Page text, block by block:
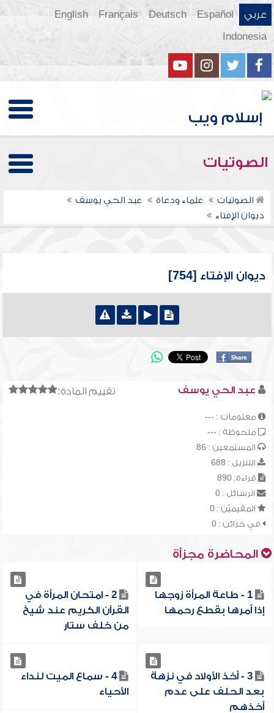
عربي Español
Deutsch
Français
English
Indonesia
الصوتيات
الصوتيات علماء ودعاة
عبد الحي يوسف
ديوان الإفتاء
ديوان الإفتاء [754]
تقييم المادة: عبد الحي يوسف
معلومات : ---
ملحوظة : ---
المستمعين : 86
التنزيل : 688
قراءة: 890
الرسائل : 0
المقيميّن : 0
في خزائن : 0
المحاضرة مجزأة
1 - طاعة المرأة زوجها
إذا أمرها بقطع رحمها
2 - امتحان المرأة في
القرآن الكريم عند شيخ
من خلف ستار
3 - أخذ الأولاد في نزهة
بعد الحلف على عدم
أخذهم
4 - سماع الميت لنداء
الأحياء